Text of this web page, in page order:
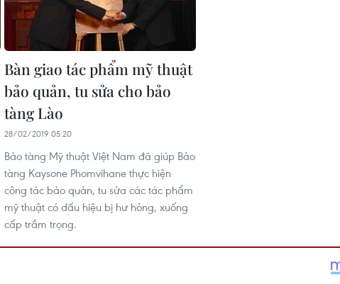
Bàn giao tác phẩm mỹ thuật
bảo quản, tu sửa cho bảo
tàng Lào
28/02/2019 05:20
Bảo tàng Mỹ thuật Việt Nam đã giúp Bảo
tàng Kaysone Phomvihane thực hiện
công tác bảo quản, tu sửa các tác phẩm
mỹ thuật có dấu hiệu bị hư hỏng, xuống
cấp trầm trọng.